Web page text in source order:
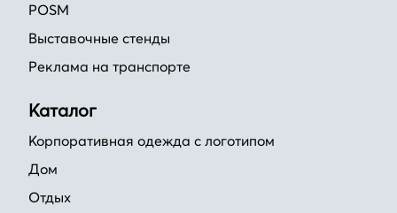
POSM
Выставочные стенды
Реклама на транспорте
Каталог
Корпоративная одежда с логотипом
Дом
Отдых